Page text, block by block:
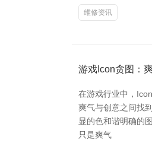
维修资讯
游戏Icon贪图：
在游戏行业中，
爽气与创意之间找
显的色和谐明确的
只是爽气